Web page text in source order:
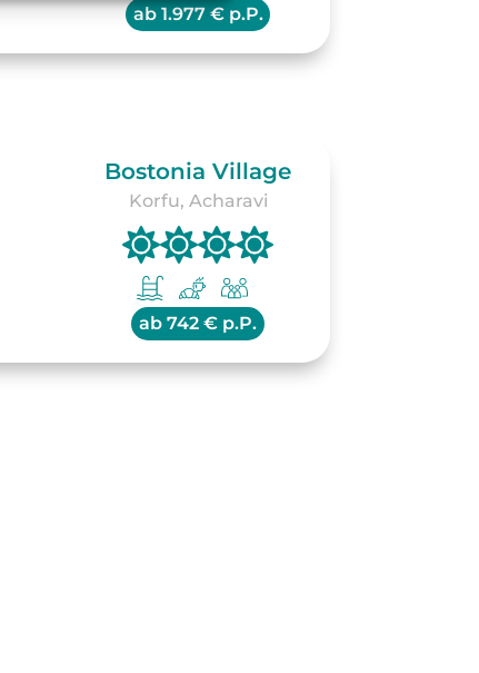
ab 1.977 € p.P.
Bostonia Village
Korfu, Acharavi
ab 742 € p.P.